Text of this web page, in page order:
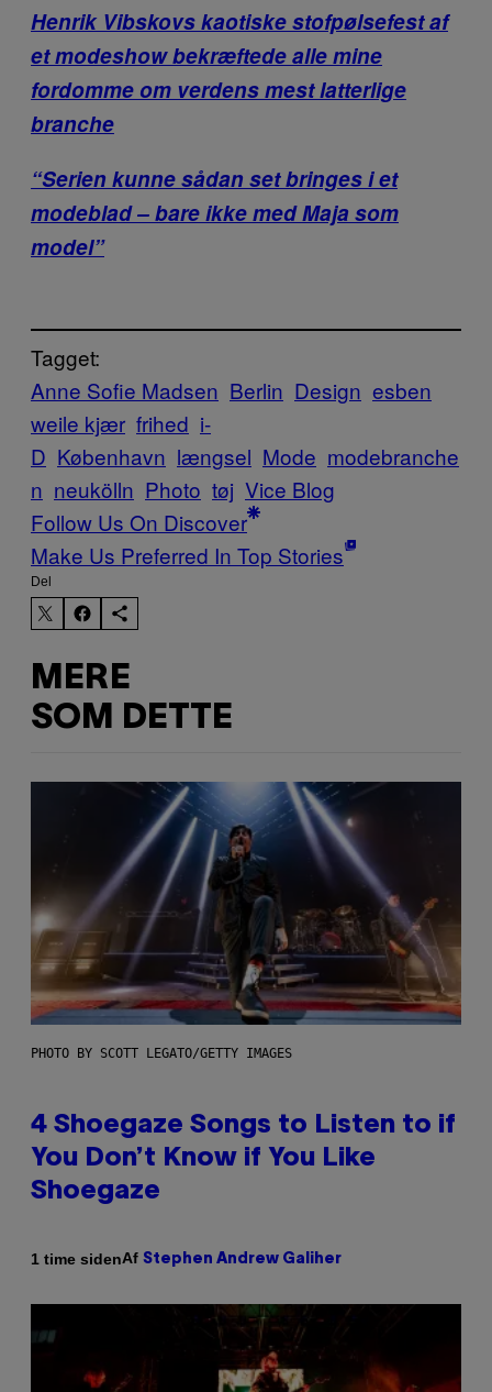
Henrik Vibskovs kaotiske stofpølsefest af
et modeshow bekræftede alle mine
fordomme om verdens mest latterlige
branche
“Serien kunne sådan set bringes i et
modeblad – bare ikke med Maja som
model”
Tagget:
Anne Sofie Madsen Berlin Design esben
weile kjær frihed i-
D København længsel Mode modebranche
n neukölln Photo tøj Vice Blog
Follow Us On Discover
Make Us Preferred In Top Stories
Del
MERE
SOM DETTE
PHOTO BY SCOTT LEGATO/GETTY IMAGES
4 Shoegaze Songs to Listen to if
You Don’t Know if You Like
Shoegaze
1 time sidenAf Stephen Andrew Galiher